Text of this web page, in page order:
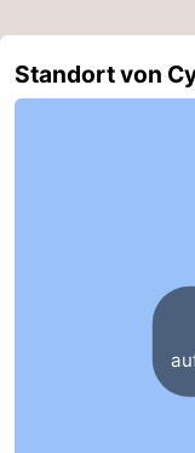
aan
Noordhollands
-
Standort von